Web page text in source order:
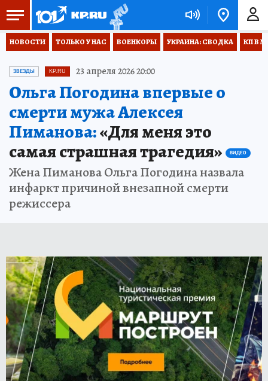
НОВОСТИ ТОЛЬКО У НАС ВОЕНКОРЫ УКРАИНА: СВОДКА КП В
ЗВЕЗДЫ KP.RU 23 апреля 2026 20:00
Ольга Погодина впервые о
смерти мужа Алексея
Пиманова:«Для меня это
самая страшная трагедия»
ВИДЕО
Жена Пиманова Ольга Погодина назвала
инфаркт причиной внезапной смерти
режиссера